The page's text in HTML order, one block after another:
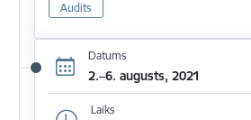
Audits
Datums
2.–6. augusts, 2021
Laiks